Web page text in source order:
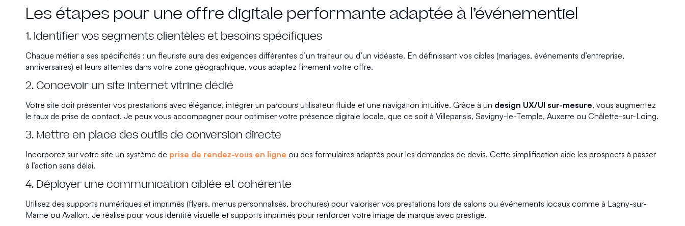
Les étapes pour une offre digitale performante adaptée à l’événementiel
1. Identifier vos segments clientèles et besoins spécifiques
Chaque métier a ses spécificités : un fleuriste aura des exigences différentes d’un traiteur ou d’un vidéaste. En définissant vos cibles (mariages, événements d’entreprise,
anniversaires) et leurs attentes dans votre zone géographique, vous adaptez finement votre offre.
2. Concevoir un site internet vitrine dédié
Votre site doit présenter vos prestations avec élégance, intégrer un parcours utilisateur fluide et une navigation intuitive. Grâce à un design UX/UI sur-mesure, vous augmentez
le taux de prise de contact. Je peux vous accompagner pour optimiser votre présence digitale locale, que ce soit à Villeparisis, Savigny-le-Temple, Auxerre ou Châlette-sur-Loing.
3. Mettre en place des outils de conversion directe
Incorporez sur votre site un système de prise de rendez-vous en ligne ou des formulaires adaptés pour les demandes de devis. Cette simplification aide les prospects à passer
à l’action sans délai.
4. Déployer une communication ciblée et cohérente
Utilisez des supports numériques et imprimés (flyers, menus personnalisés, brochures) pour valoriser vos prestations lors de salons ou événements locaux comme à Lagny-sur-
Marne ou Avallon. Je réalise pour vous identité visuelle et supports imprimés pour renforcer votre image de marque avec prestige.